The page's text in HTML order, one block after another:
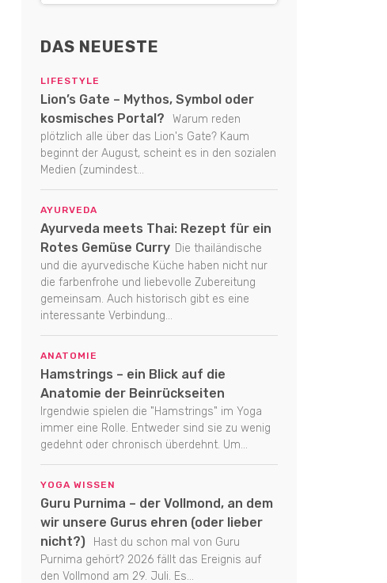
DAS NEUESTE
LIFESTYLE
Lion’s Gate – Mythos, Symbol oder
kosmisches Portal?
Warum reden
plötzlich alle über das Lion's Gate? Kaum
beginnt der August, scheint es in den sozialen
Medien (zumindest...
AYURVEDA
Ayurveda meets Thai: Rezept für ein
Rotes Gemüse Curry Die thailändische
und die ayurvedische Küche haben nicht nur
die farbenfrohe und liebevolle Zubereitung
gemeinsam. Auch historisch gibt es eine
interessante Verbindung...
ANATOMIE
Hamstrings – ein Blick auf die
Anatomie der Beinrückseiten
Irgendwie spielen die "Hamstrings" im Yoga
immer eine Rolle. Entweder sind sie zu wenig
gedehnt oder chronisch überdehnt. Um...
YOGA WISSEN
Guru Purnima – der Vollmond, an dem
wir unsere Gurus ehren (oder lieber
nicht?)
Hast du schon mal von Guru
Purnima gehört? 2026 fällt das Ereignis auf
den Vollmond am 29. Juli. Es...